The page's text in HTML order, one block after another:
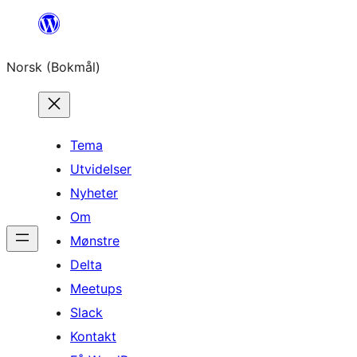
Hopp
innhold
Norsk (Bokmål)
Tema
Utvidelser
Nyheter
Om
Mønstre
Delta
Meetups
Slack
Kontakt